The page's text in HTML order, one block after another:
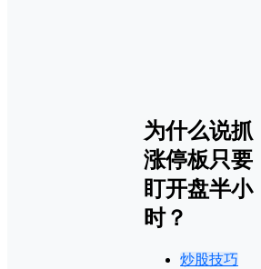
为什么说抓
涨停板只要
盯开盘半小
时？
炒股技巧